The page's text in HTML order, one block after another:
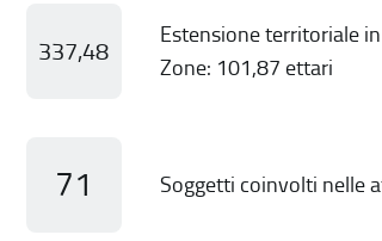
337,48
Estensione territoriale
Zone: 101,87 ettari
71 Soggetti coinvolti nelle